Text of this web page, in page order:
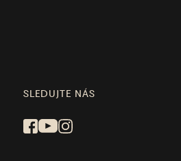
SLEDUJTE NÁS